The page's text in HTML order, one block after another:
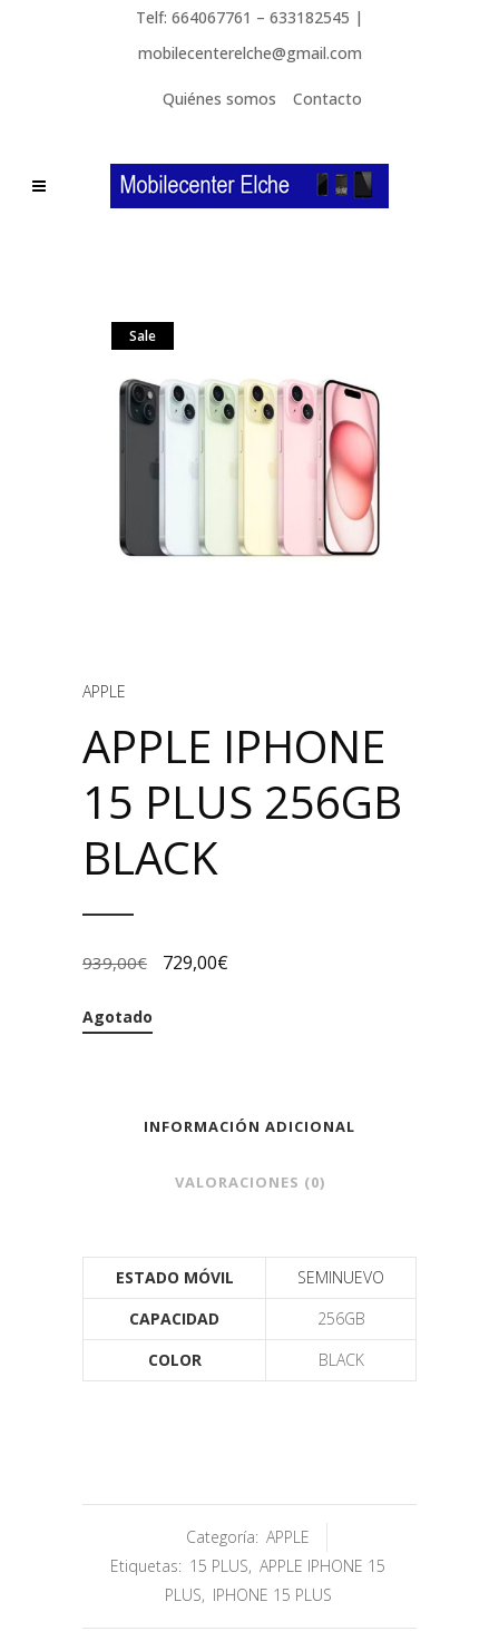
Telf: 664067761 – 633182545 |
mobilecenterelche@gmail.com
Quiénes somos Contacto
Sale
APPLE
APPLE IPHONE
15 PLUS 256GB
BLACK
939,00€ 729,00€
Agotado
INFORMACIÓN ADICIONAL
VALORACIONES (0)
ESTADO MÓVIL
SEMINUEVO
CAPACIDAD
256GB
COLOR
BLACK
Categoría: APPLE
Etiquetas: 15 PLUS, APPLE IPHONE 15
PLUS, IPHONE 15 PLUS